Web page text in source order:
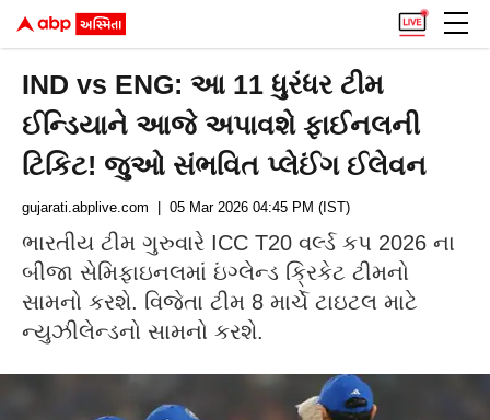
IND vs ENG: આ 11 ધુરંધર ટીમ
ઈન્ડિયાને આજે અપાવશે ફાઈનલની
ટિકિટ! જુઓ સંભવિત પ્લેઈંગ ઈલેવન
gujarati.abplive.com | 05 Mar 2026 04:45 PM (IST)
ભારતીય ટીમ ગુરુવારે ICC T20 વર્લ્ડ કપ 2026 ના
બીજા સેમિફાઇનલમાં ઇંગ્લેન્ડ ક્રિકેટ ટીમનો
સામનો કરશે. વિજેતા ટીમ 8 માર્ચે ટાઇટલ માટે
ન્યુઝીલેન્ડનો સામનો કરશે.